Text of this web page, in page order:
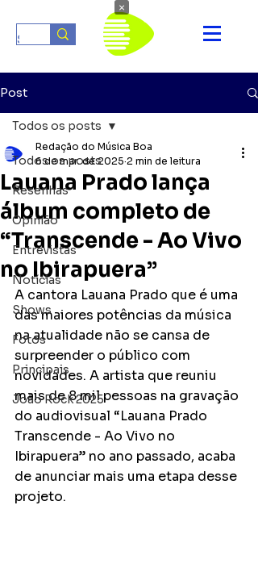
Post
Todos os posts
Resenhas
Opinião
Entrevistas
Notícias
Shows
Fotos
Principais
João Rock 2025
Todos os posts
Lauana Prado lança
álbum completo de
“Transcende - Ao Vivo
no Ibirapuera”
Redação do Música Boa
6 de mar. de 2025 2 min de leitura
A cantora Lauana Prado que é uma
das maiores potências da música
na atualidade não se cansa de
surpreender o público com
novidades. A artista que reuniu
mais de 8 mil pessoas na gravação
do audiovisual “Lauana Prado
Transcende - Ao Vivo no
Ibirapuera” no ano passado, acaba
de anunciar mais uma etapa desse
projeto.
×